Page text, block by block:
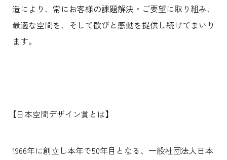
造により、常にお客様の課題解決・ご要望に取り組み、
最適な空間を、そして歓びと感動を提供し続けてまいり
ます。
【日本空間デザイン賞とは】
1966年に創立し本年で50年目となる、一般社団法人日本